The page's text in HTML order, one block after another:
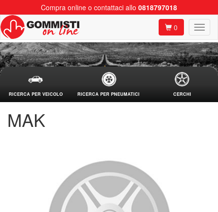
Compra online o contattaci allo 0818797018
0
RICERCA PER VEICOLO RICERCA PER PNEUMATICI CERCHI
MAK